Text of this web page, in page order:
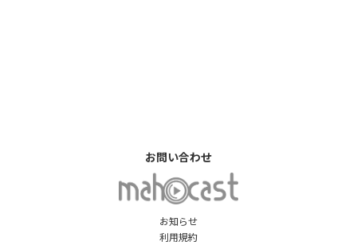
お知らせ
利用規約
お問い合わせ